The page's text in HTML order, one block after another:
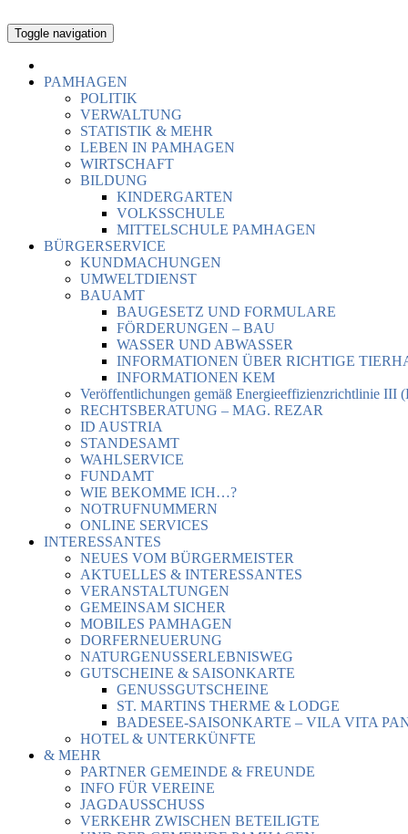
Toggle navigation
PAMHAGEN
POLITIK
VERWALTUNG
STATISTIK & MEHR
LEBEN IN PAMHAGEN
WIRTSCHAFT
BILDUNG
KINDERGARTEN
VOLKSSCHULE
MITTELSCHULE PAMHAGEN
BÜRGERSERVICE
KUNDMACHUNGEN
UMWELTDIENST
BAUAMT
BAUGESETZ UND FORMULARE
FÖRDERUNGEN – BAU
WASSER UND ABWASSER
INFORMATIONEN ÜBER RICHTIGE
INFORMATIONEN KEM
Veröffentlichungen gemäß Energieeffizienzrichtlinie III
RECHTSBERATUNG – MAG. REZAR
ID AUSTRIA
STANDESAMT
WAHLSERVICE
FUNDAMT
WIE BEKOMME ICH…?
NOTRUFNUMMERN
ONLINE SERVICES
INTERESSANTES
NEUES VOM BÜRGERMEISTER
AKTUELLES & INTERESSANTES
VERANSTALTUNGEN
GEMEINSAM SICHER
MOBILES PAMHAGEN
DORFERNEUERUNG
NATURGENUSSERLEBNISWEG
GUTSCHEINE & SAISONKARTE
GENUSSGUTSCHEINE
ST. MARTINS THERME & LODGE
BADESEE-SAISONKARTE – VILA VITA
HOTEL & UNTERKÜNFTE
& MEHR
PARTNER GEMEINDE & FREUNDE
INFO FÜR VEREINE
JAGDAUSSCHUSS
VERKEHR ZWISCHEN BETEILIGTE